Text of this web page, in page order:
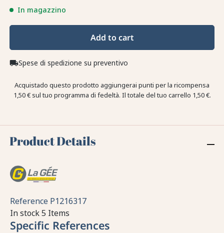
In magazzino
Add to cart
local_shippingSpese di spedizione su preventivo
Acquistado questo prodotto aggiungerai punti per la ricompensa
1,50 €sul tuo programma di fedeltà. Il totale del tuo carrello 1,50 €.
Product Details
Reference P1216317
In stock5 Items
Specific References